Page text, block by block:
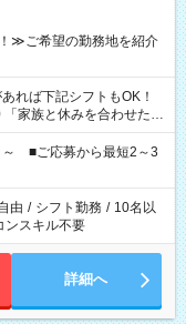
≫ご希望の勤務地を紹介
い」 「できれば残業はし
ワーク希望
時間と、もう1つのお仕事
場合は応募できません。
～ ■ご応募から最短2～3
由 / シフト勤務 / 10名以
ンスキル不要
詳細へ